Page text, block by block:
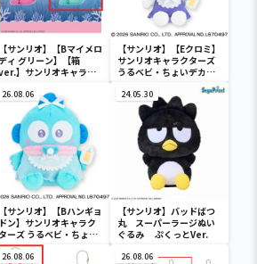
【サンリオ】【Bマイメロ
ィ グリーン】【箱
】サンリオキャラク
SOFVIMATES～マイメロ
ディ マーメイドver. ～
【サンリオ】【Eクロミ】
サンリオキャラクターズ
うるベビ・ちょいデカド
26.08.06
【サンリオ】【Bハンギョ
ドン】サンリオキャラク
ターズ うるベビ・ちょい
カドール
24.05.30
【サンリオ】バッドばつ
丸 スーパーラージぬい
ぐるみ ぷくっとVer.
26.08.06 26.08.06